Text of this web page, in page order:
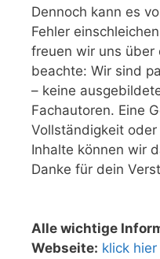
Dennoch kann es
Fehler
freuen wir uns über
beachte: Wir sind
– keine
Fachautoren. Eine
Vollständigkeit
Inhalte können wir
Danke für dein
Alle wichtige
Webseite: klick hier